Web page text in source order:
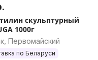
скульптурный
1000г
Первомайский
по Беларуси